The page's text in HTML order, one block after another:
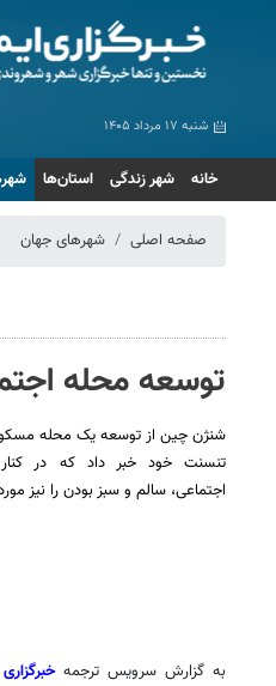
شنبه ۱۷ مرداد ۱۴۰۵
خانه شهر زندگی استان‌ها
صفحه اصلی شهرهای جهان
توسعه محله
شنژن چین از توسعه یک محله
تنسنت خود خبر داد که در کنار
اجتماعی، سالم و سبز بودن را نیز
به گزارش سرویس ترجمه خبرگزاری